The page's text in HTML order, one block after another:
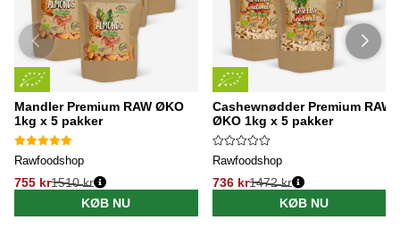
Mandler Premium RAW ØKO
1kg x 5 pakker
Rawfoodshop
755 kr1510 kr
KØB NU
Cashewnødder Premium RAW
ØKO 1kg x 5 pakker
Rawfoodshop
736 kr1472 kr
KØB NU